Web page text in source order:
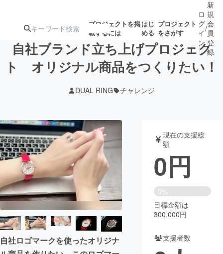
プロジェクトを掲
載するには
はじ
める
プロジェクト
をさがす
ジェクト
ロジェクト
アート・写真 音楽
テクノロジー・ガジェット ゲーム・サ
映像・映画 書籍・雑誌
ビジネス・起業 チャレンジ
まちづくり・地域活性化
ロ
グ
イ
ン
/
新
規
会
員
登
録
自社ブランド立ち上げプロジェク
ト オリジナル商品をつくりたい！
DUAL RING チャレンジ
自社ロゴマークを使ったオリジナ
現在の支援総
額
0円
0%
目標金額は
300,000円
支援者数